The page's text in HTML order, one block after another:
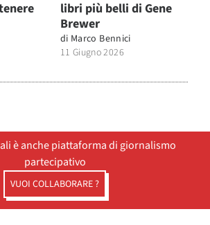
libri più belli di Gene
Brewer
di Marco Bennici
11 Giugno 2026
è anche piattaforma di giornalismo
partecipativo
VUOI COLLABORARE ?